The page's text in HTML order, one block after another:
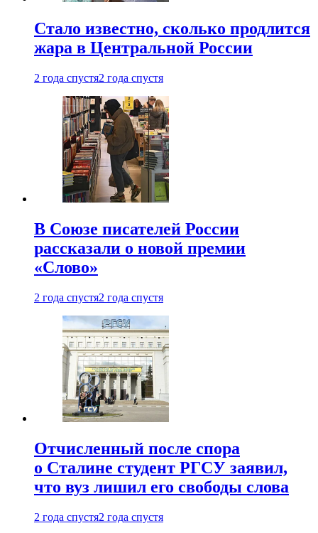
Стало известно, сколько продлится
жара в Центральной России
2 года спустя2 года спустя
В Союзе писателей России
рассказали о новой премии
«Слово»
2 года спустя2 года спустя
Отчисленный после спора
о Сталине студент РГСУ заявил,
что вуз лишил его свободы слова
2 года спустя2 года спустя